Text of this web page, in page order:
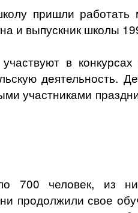
пришли работать
и выпускник школы
в
деятельность.
участниками
700 человек, из
продолжили свое